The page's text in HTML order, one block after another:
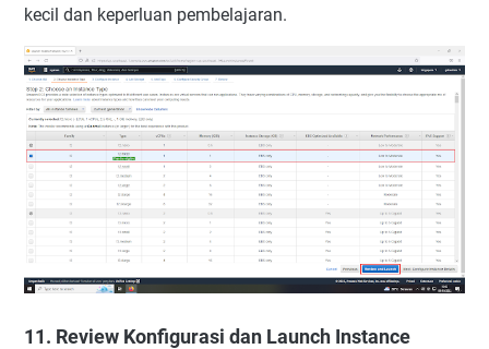
kecil dan keperluan pembelajaran.
11. Review Konfigurasi dan Launch Instance